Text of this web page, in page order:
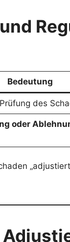
Bedeutung
des
oder